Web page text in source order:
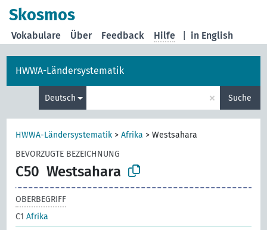
Skosmos
in English
Vokabulare Über Feedback Hilfe
HWWA-Ländersystematik
Deutsch × Suche
HWWA-Ländersystematik >Afrika >Westsahara
BEVORZUGTE BEZEICHNUNG
C50 Westsahara
OBERBEGRIFF
C1Afrika